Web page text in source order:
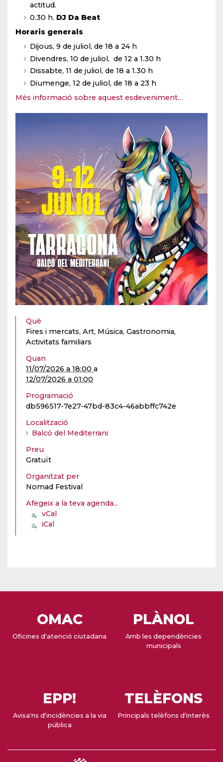
actitud.
0.30 h. DJ Da Beat
Horaris generals
Dijous, 9 de juliol, de 18 a 24 h
Divendres, 10 de juliol, de 12 a 1.30 h
Dissabte, 11 de juliol, de 18 a 1.30 h
Diumenge, 12 de juliol, de 18 a 23 h​
Més informació sobre aquest esdeveniment…
Què
Fires i mercats, Art, Música, Gastronomia,
Activitats familiars
Quan
11/07/2026 a 18:00 a
12/07/2026 a 01:00
Programació
db596517-7e27-47bd-83c4-46abbffc742e
Localització
Balcó del Mediterrani
Preu
Gratuït
Organitzat per
Nomad Festival
Afegeix a la teva agenda...
vCal
iCal
OMAC
Oficines d'atenció ciutadana
PLÀNOL
Amb les dependències
municipals
EPP!
Avisa'ns d'incidències a la via
pública
TELÈFONS
Principals telèfons d'interès